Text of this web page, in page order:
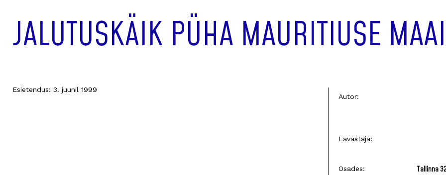
JALUTUSKÄIK PÜHA MAURITIUSE
Esietendus: 3. juunil 1999
Autor:
Lavastaja:
Osades:
Tallinna